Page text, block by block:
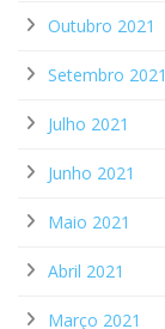
Outubro 2021
Setembro 2021
Julho 2021
Junho 2021
Maio 2021
Abril 2021
Março 2021